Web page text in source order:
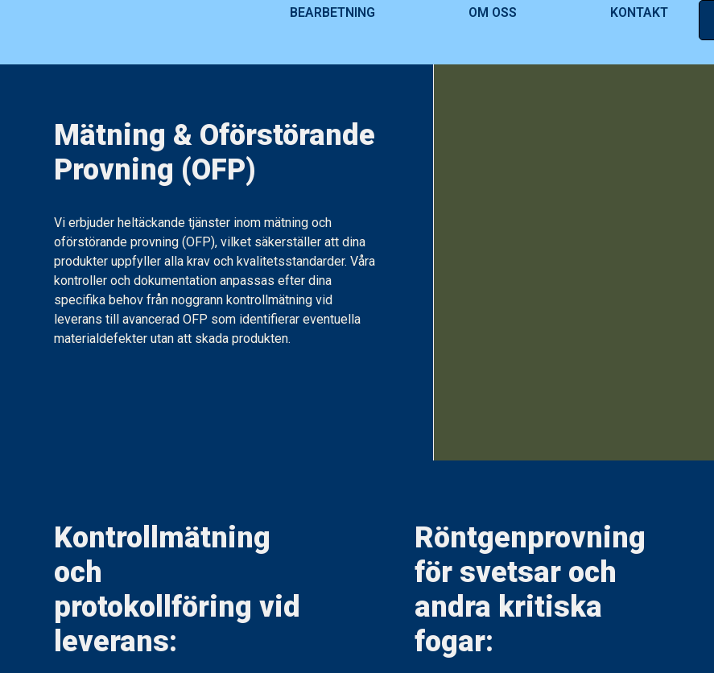
BEARBETNING OM OSS KONTAKT
Mätning & OFP
Mätning & Oförstörande
Provning (OFP)
Vi erbjuder heltäckande tjänster inom mätning och
oförstörande provning (OFP), vilket säkerställer att dina
produkter uppfyller alla krav och kvalitetsstandarder. Våra
kontroller och dokumentation anpassas efter dina
specifika behov från noggrann kontrollmätning vid
leverans till avancerad OFP som identifierar eventuella
materialdefekter utan att skada produkten.​
Kontrollmätning
och
protokollföring vid
leverans:
Röntgenprovning
för svetsar och
andra kritiska
fogar: